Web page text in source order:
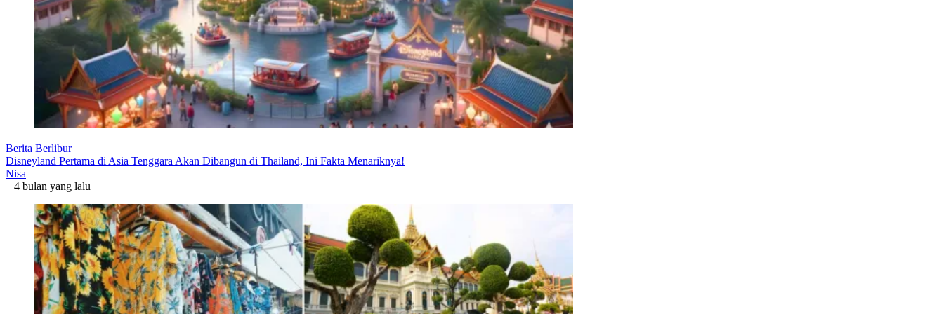
Berita Berlibur
Disneyland Pertama di Asia Tenggara Akan Dibangun di Thailand, Ini Fakta Menariknya!
Nisa
4 bulan yang lalu